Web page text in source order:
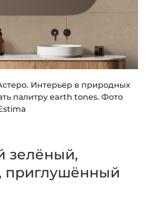
Интерьер в природных
палитру earth tones. Фото
зелёный,
приглушённый